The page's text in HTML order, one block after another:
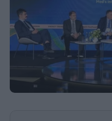
&
Losers
Επι-
θετικά
ESG
Today